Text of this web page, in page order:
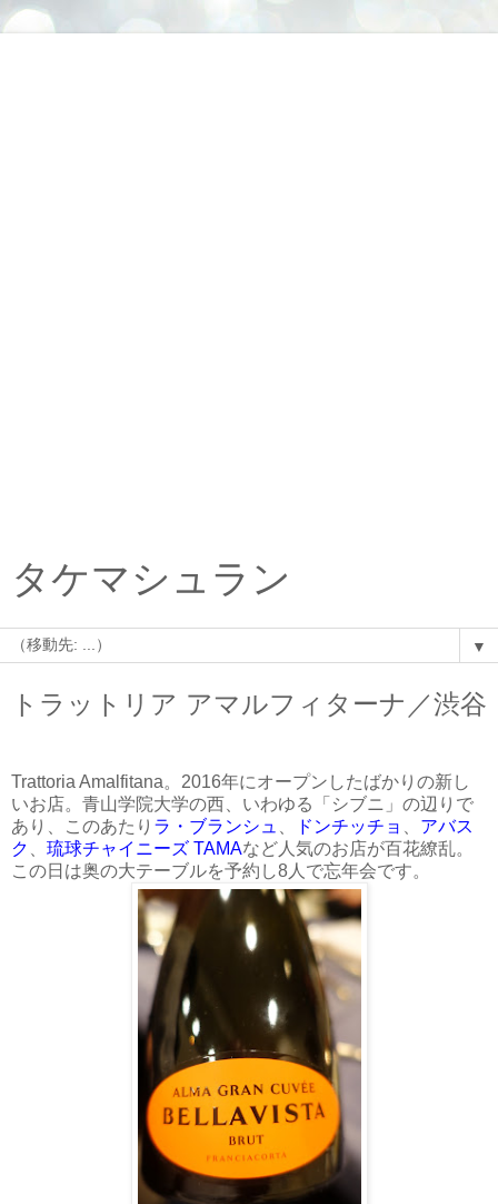
タケマシュラン
▼
トラットリア アマルフィターナ／渋谷
Trattoria Amalfitana。2016年にオープンしたばかりの新し
いお店。青山学院大学の西、いわゆる「シブニ」の辺りで
あり、このあたり ラ・ブランシュ ドンチッチョ
アバス
ク
琉球チャイニーズ TAMAなど人気のお店が百花繚乱。
この日は奥の大テーブルを予約し8人で忘年会です。